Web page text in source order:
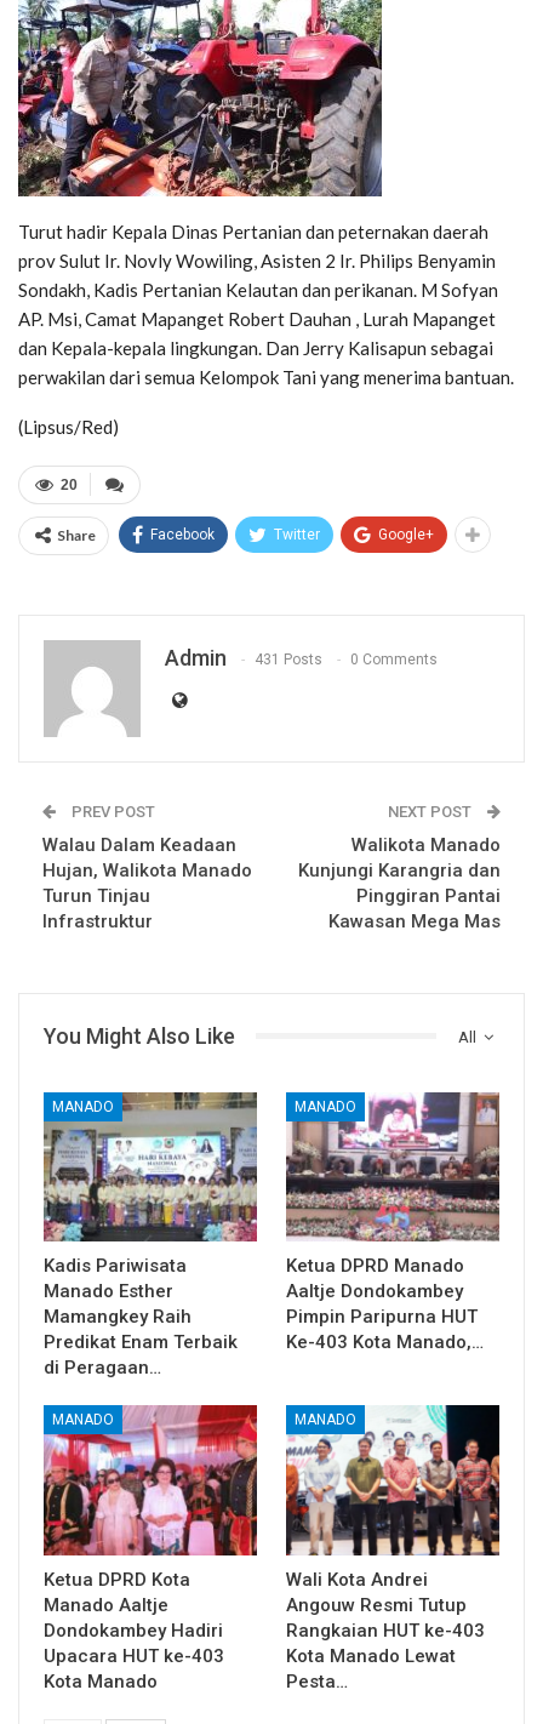
Turut hadir Kepala Dinas Pertanian dan peternakan daerah
prov Sulut Ir. Novly Wowiling, Asisten 2 Ir. Philips Benyamin
Sondakh, Kadis Pertanian Kelautan dan perikanan. M Sofyan
AP. Msi, Camat Mapanget Robert Dauhan , Lurah Mapanget
dan Kepala-kepala lingkungan. Dan Jerry Kalisapun sebagai
perwakilan dari semua Kelompok Tani yang menerima bantuan.
(Lipsus/Red)
20
Share Facebook Twitter Google+
Admin 431 Posts 0 Comments
PREV POST
Walau Dalam Keadaan
Hujan, Walikota Manado
Turun Tinjau
Infrastruktur
NEXT POST
Walikota Manado
Kunjungi Karangria dan
Pinggiran Pantai
Kawasan Mega Mas
All
You Might Also Like
MANADO
Kadis Pariwisata
Manado Esther
Mamangkey Raih
Predikat Enam Terbaik
di Peragaan…
MANADO
Ketua DPRD Manado
Aaltje Dondokambey
Pimpin Paripurna HUT
Ke-403 Kota Manado,…
MANADO
Ketua DPRD Kota
Manado Aaltje
Dondokambey Hadiri
Upacara HUT ke-403
Kota Manado
MANADO
Wali Kota Andrei
Angouw Resmi Tutup
Rangkaian HUT ke-403
Kota Manado Lewat
Pesta…